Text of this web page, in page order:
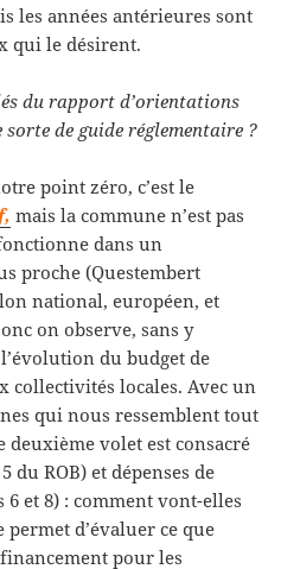
les années antérieures sont
qui le désirent.
du rapport d’orientations
de guide réglementaire ?
point zéro, c’est le
mais la commune n’est pas
dans un
proche (Questembert
national, européen, et
on observe, sans y
du budget de
collectivités locales. Avec un
qui nous ressemblent tout
deuxième volet est consacré
du ROB) et dépenses de
et 8) : comment vont-elles
permet d’évaluer ce que
pour les